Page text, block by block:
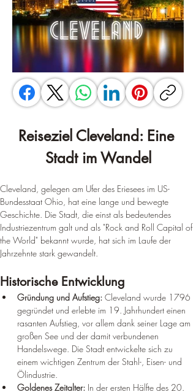
Reiseziel Cleveland: Eine
Stadt im Wandel
Cleveland, gelegen am Ufer des Eriesees im US-
Bundesstaat Ohio, hat eine lange und bewegte
Geschichte. Die Stadt, die einst als bedeutendes
Industriezentrum galt und als "Rock and Roll Capital of
the World" bekannt wurde, hat sich im Laufe der
Jahrzehnte stark gewandelt.
Historische Entwicklung
Gründung und Aufstieg: Cleveland wurde 1796
gegründet und erlebte im 19. Jahrhundert einen
rasanten Aufstieg, vor allem dank seiner Lage am
großen See und der damit verbundenen
Handelswege. Die Stadt entwickelte sich zu
einem wichtigen Zentrum der Stahl-, Eisen- und
Ölindustrie.
Goldenes Zeitalter: In der ersten Hälfte des 20.